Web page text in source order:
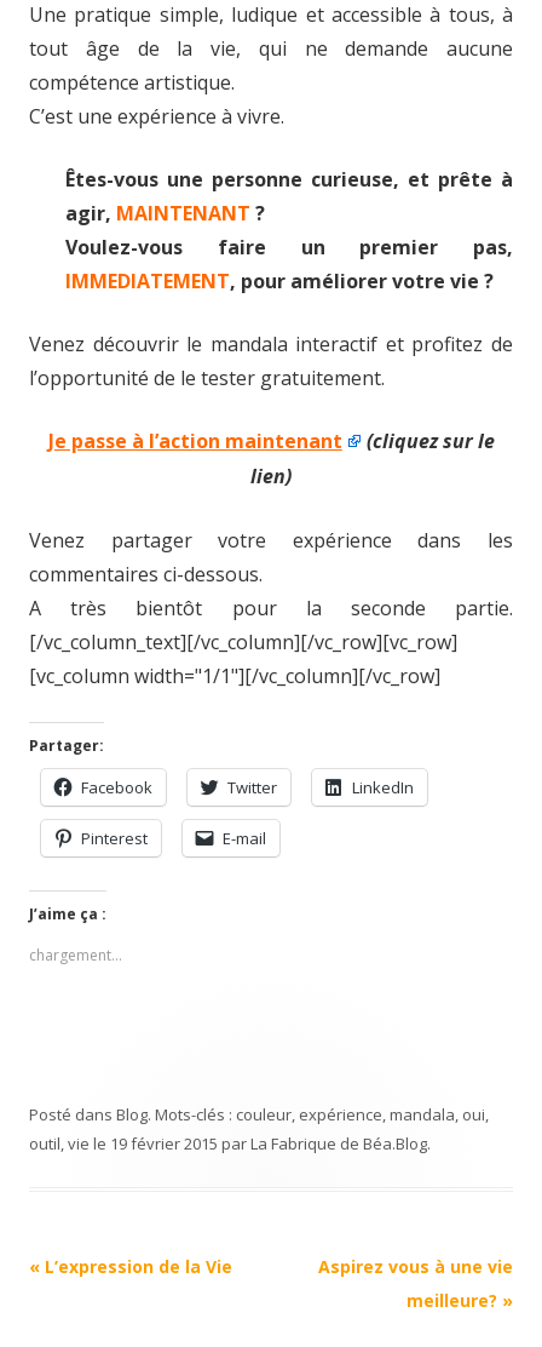
Une pratique simple, ludique et accessible à tous, à
tout âge de la vie, qui ne demande aucune
compétence artistique.
C’est une expérience à vivre.
Êtes-vous une personne curieuse, et prête à
agir, MAINTENANT ?
Voulez-vous faire un premier pas,
IMMEDIATEMENT, pour améliorer votre vie ?
Venez découvrir le mandala interactif et profitez de
l’opportunité de le tester gratuitement.
Je passe à l’action maintenant
(cliquez sur le
lien)
Venez partager votre expérience dans les
commentaires ci-dessous.
A très bientôt pour la seconde partie.
[/vc_column_text][/vc_column][/vc_row][vc_row]
[vc_column width="1/1"][/vc_column][/vc_row]
Partager:
Facebook Twitter LinkedIn
Pinterest E-mail
J’aime ça :
chargement…
Posté dans Blog. Mots-clés : couleur, expérience,mandala, oui,
outil,vie le 19 février 2015 parLa Fabrique de Béa.Blog.
Navigation
« L’expression de la Vie
Aspirez vous à une vie
meilleure? »